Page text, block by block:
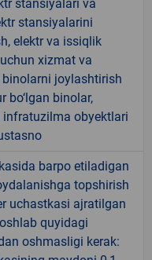
stansiyalari va
stansiyalarini
elektr va issiqlik
xizmat va
joylashtirish
bo‘lgan binolar,
obyektlari
barpo etiladigan
topshirish
uchastkasi ajratilgan
quyidagi
oshmasligi kerak: